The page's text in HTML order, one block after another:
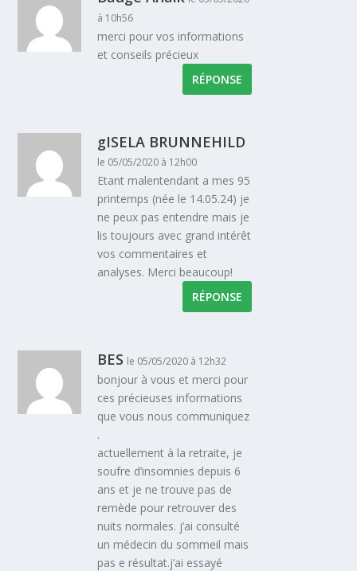
à 10h56
merci pour vos informations
et conseils précieux
RÉPONSE
gISELA BRUNNEHILD
le 05/05/2020 à 12h00
Etant malentendant a mes 95
printemps (née le 14.05.24) je
ne peux pas entendre mais je
lis toujours avec grand intérêt
vos commentaires et
analyses. Merci beaucoup!
RÉPONSE
BES le 05/05/2020 à 12h32
bonjour à vous et merci pour
ces précieuses informations
que vous nous communiquez
.
actuellement à la retraite, je
soufre d’insomnies depuis 6
ans et je ne trouve pas de
remède pour retrouver des
nuits normales. j’ai consulté
un médecin du sommeil mais
pas e résultat.j’ai essayé